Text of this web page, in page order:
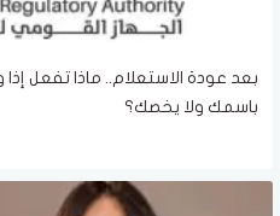
بعد عودة الاستعلام.. ماذا تفعل
باسمك ولا يخصك؟